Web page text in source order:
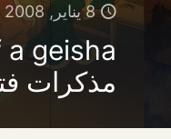
8 يناير, 2008
geisha
مذكرات